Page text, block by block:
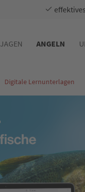
JAGEN ANGELN
Digitale Lernunterlagen